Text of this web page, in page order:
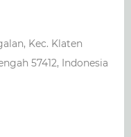
Kec. Klaten
57412, Indonesia